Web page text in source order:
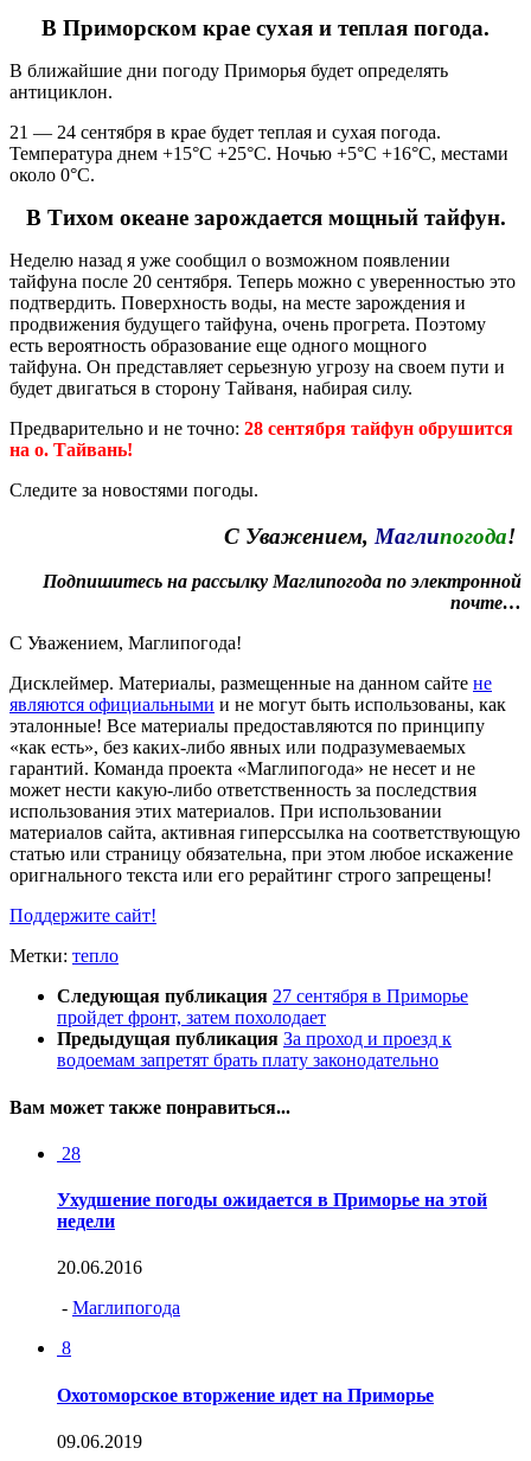
В Приморском крае сухая и теплая погода.
В ближайшие дни погоду Приморья будет определять
антициклон.
21 — 24 сентября в крае будет теплая и сухая погода.
Температура днем +15°С +25°С. Ночью +5°С +16°С, местами
около 0°С.
В Тихом океане зарождается мощный тайфун.
Неделю назад я уже сообщил о возможном появлении
тайфуна после 20 сентября. Теперь можно с уверенностью это
подтвердить. Поверхность воды, на месте зарождения и
продвижения будущего тайфуна, очень прогрета. Поэтому
есть вероятность образование еще одного мощного
тайфуна. Он представляет серьезную угрозу на своем пути и
будет двигаться в сторону Тайваня, набирая силу.
Предварительно и не точно: 28 сентября тайфун обрушится
на о. Тайвань!
Следите за новостями погоды.
С Уважением, Маглипогода!
Подпишитесь на рассылку Маглипогода по электронной
почте…
С Уважением, Маглипогода!
Дисклеймер. Материалы, размещенные на данном сайте не
являются официальными и не могут быть использованы, как
эталонные! Все материалы предоставляются по принципу
«как есть», без каких-либо явных или подразумеваемых
гарантий. Команда проекта «Маглипогода» не несет и не
может нести какую-либо ответственность за последствия
использования этих материалов. При использовании
материалов сайта, активная гиперссылка на соответствующую
статью или страницу обязательна, при этом любое искажение
оригнального текста или его рерайтинг строго запрещены!
Поддержите сайт!
Метки: тепло
Следующая публикация 27 сентября в Приморье
пройдет фронт, затем похолодает
Предыдущая публикация За проход и проезд к
водоемам запретят брать плату законодательно
Вам может также понравиться...
28
Ухудшение погоды ожидается в Приморье на этой
недели
20.06.2016
- Маглипогода
8
Охотоморское вторжение идет на Приморье
09.06.2019